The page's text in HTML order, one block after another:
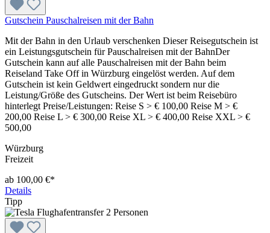
Gutschein Pauschalreisen mit der Bahn
Mit der Bahn in den Urlaub verschenken Dieser Reisegutschein ist
ein Leistungsgutschein für Pauschalreisen mit der BahnDer
Gutschein kann auf alle Pauschalreisen mit der Bahn beim
Reiseland Take Off in Würzburg eingelöst werden. Auf dem
Gutschein ist kein Geldwert eingedruckt sondern nur die
Leistung/Größe des Gutscheins. Der Wert ist beim Reisebüro
hinterlegt Preise/Leistungen: Reise S > € 100,00 Reise M > €
200,00 Reise L > € 300,00 Reise XL > € 400,00 Reise XXL > €
500,00
Würzburg
Freizeit
ab 100,00 €*
Details
Tipp